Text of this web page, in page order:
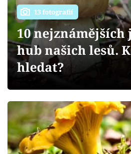
Přihlášení
Sledujte nás
13 fotografií
10 nejznámějších
hub našich lesů.
hledat?